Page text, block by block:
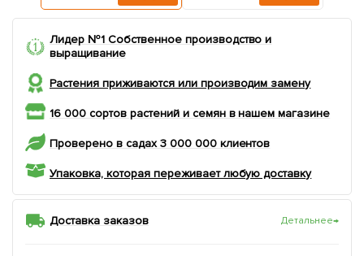
Лидер №1 Собственное производство и
выращивание
Растения приживаются или производим замену
16 000 сортов растений и семян в нашем магазине
Проверено в садах 3 000 000 клиентов
Упаковка, которая переживает любую доставку
Доставка заказов Детальнее→